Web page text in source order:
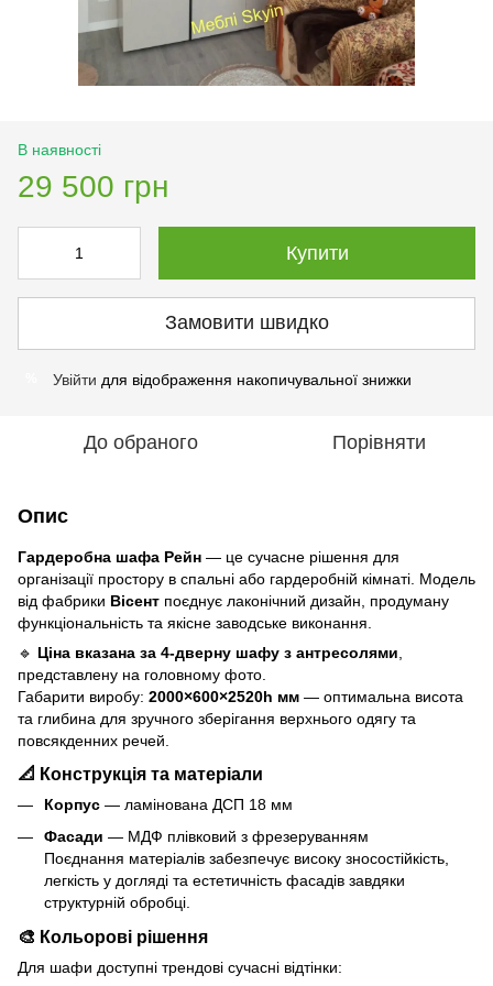
В наявності
29 500 грн
Купити
Замовити швидко
Увійти для відображення накопичувальної знижки
До обраного Порівняти
Опис
Гардеробна шафа Рейн — це сучасне рішення для
організації простору в спальні або гардеробній кімнаті. Модель
від фабрики Вісент поєднує лаконічний дизайн, продуману
функціональність та якісне заводське виконання.
🔹 Ціна вказана за 4-дверну шафу з антресолями
представлену на головному фото.
Габарити виробу: 2000×600×2520h мм — оптимальна висота
та глибина для зручного зберігання верхнього одягу та
повсякденних речей.
📐 Конструкція та матеріали
Корпус — ламінована ДСП 18 мм
Фасади — МДФ плівковий з фрезеруванням
Поєднання матеріалів забезпечує високу зносостійкість,
легкість у догляді та естетичність фасадів завдяки
структурній обробці.
🎨 Кольорові рішення
Для шафи доступні трендові сучасні відтінки: